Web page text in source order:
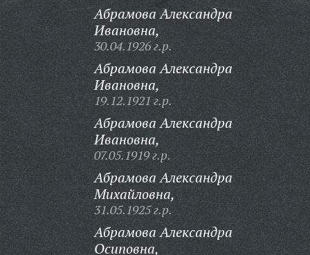
Абрамова Александра
Ивановна,
30.04.1926 г.р.
Абрамова Александра
Ивановна,
19.12.1921 г.р.
Абрамова Александра
Ивановна,
07.05.1919 г.р.
Абрамова Александра
Михайловна,
31.05.1925 г.р.
Абрамова Александра
Осиповна,